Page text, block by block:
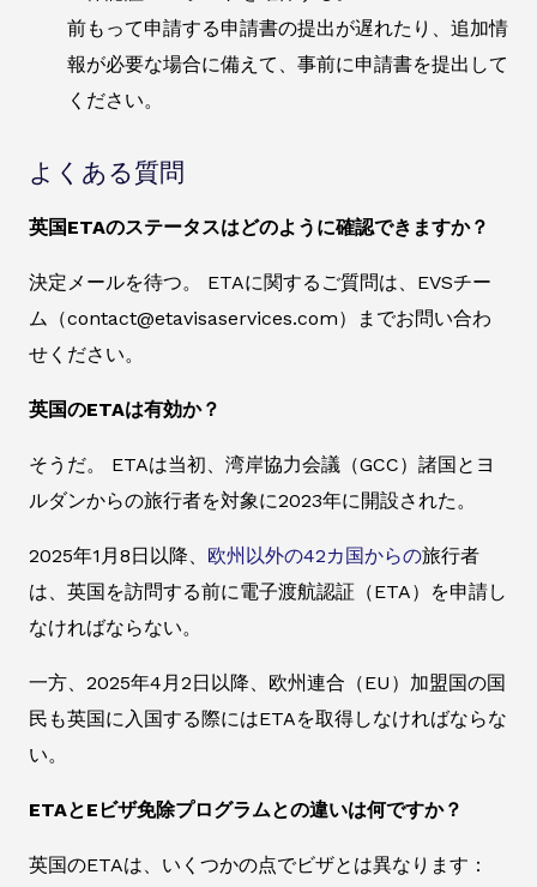
前もって申請する申請書の提出が遅れたり、追加情
報が必要な場合に備えて、事前に申請書を提出して
ください。
よくある質問
英国ETAのステータスはどのように確認できますか？
決定メールを待つ。 ETAに関するご質問は、EVSチー
ム（contact@etavisaservices.com）までお問い合わ
せください。
英国のETAは有効か？
そうだ。 ETAは当初、湾岸協力会議（GCC）諸国とヨ
ルダンからの旅行者を対象に2023年に開設された。
2025年1月8日以降、 欧州以外の42カ国からの旅行者
は、英国を訪問する前に電子渡航認証（ETA）を申請し
なければならない。
一方、2025年4月2日以降、欧州連合（EU）加盟国の国
民も英国に入国する際にはETAを取得しなければならな
い。
ETAとEビザ免除プログラムとの違いは何ですか？
英国のETAは、いくつかの点でビザとは異なります：